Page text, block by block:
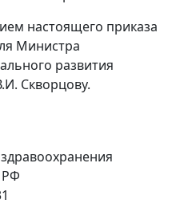
настоящего приказа
Министра
развития
Скворцову.
РФ